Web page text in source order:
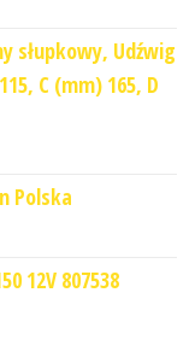
słupkowy, Udźwig
C (mm) 165, D
Polska
12V 807538